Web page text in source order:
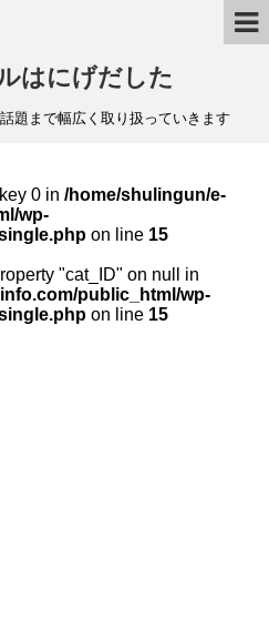
はにげだした
題まで幅広く取り扱っていきます
0 in /home/shulingun/e-
wp-
on line 15
"cat_ID" on null in
public_html/wp-
on line 15